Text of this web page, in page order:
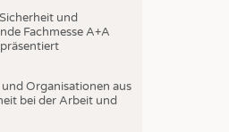
und
Fachmesse A+A
Organisationen aus
bei der Arbeit und